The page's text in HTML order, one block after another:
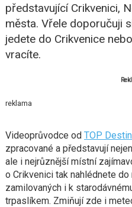
představující Crikvenici,
města. Vřele doporučuji
jedete do Crikvenice
vracíte.
reklama
Videoprůvodce od TOP
zpracované a představují
ale i nejrůznější místní
o Crikvenici tak nahlédnete
zamilovaných i k
trpaslíkem. Zmiňují zde i